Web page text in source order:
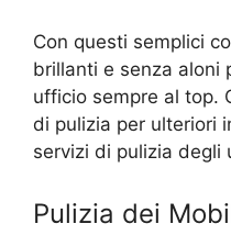
Con questi semplici
brillanti e senza aloni
ufficio sempre al top.
di pulizia per ulteriori
servizi di pulizia degli
Pulizia dei